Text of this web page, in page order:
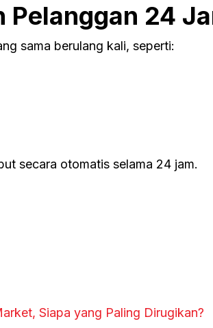
Pelanggan 24
sama berulang kali, seperti:
secara otomatis selama 24 jam.
Siapa yang Paling Dirugikan?